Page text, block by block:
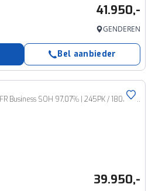
41.950,-
GENDEREN
Bel aanbieder
SEAT 1.4 TSI e-Hybrid PHEV FR Business SOH 97,07% | 245PK / 180kW DSG, NL auto 1e eigenaar door ons nieuw geleverd en onderhouden, PPF folie neus, 21" LMV, rondomzichtcamera (area view), wegklapbare trekhaak, extra getinte ramen achter, panoramadak, voorstoelen verwarmbaar, stuurwiel verwarmbaar, dodehoekdetectie (side assist), keyless entry & go, elektrische achterklep, draadloos laden telefoon, navigatie, adaptieve cruise control (acc), Apple Carplay & Android Auto, elektrisch verstel-, verwarm- en inklapbare buitenspiegels
39.950,-